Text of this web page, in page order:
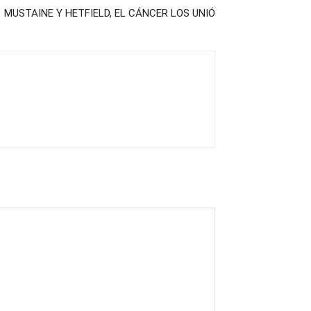
MUSTAINE Y HETFIELD, EL CÁNCER LOS UNIÓ